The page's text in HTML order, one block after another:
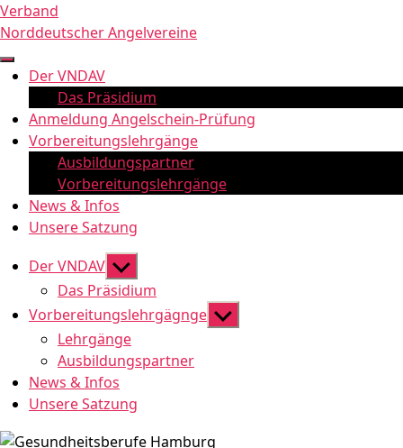
Zum
Inhalt
springen
Verband
Norddeutscher Angelvereine
Der VNDAV
Das Präsidium
Anmeldung Angelschein-Prüfung
Vorbereitungslehrgänge
Ausbildungspartner
Vorbereitungslehrgänge
News & Infos
Unsere Satzung
Der VNDAV Untermenü
anzeigen
Das Präsidium
Vorbereitungslehrgägnge Untermenü
Lehrgänge
Ausbildungspartner
News & Infos
Unsere Satzung